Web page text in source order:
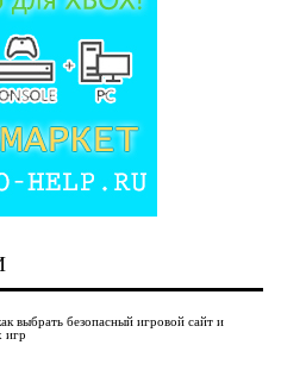
выбрать безопасный игровой сайт и
игр